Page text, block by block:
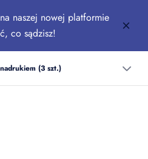
naszej nowej platformie
co sądzisz!
(3 szt.)